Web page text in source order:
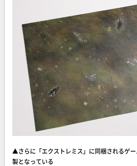
▲さらに「エクストレミス」に同梱されるゲ
製となっている